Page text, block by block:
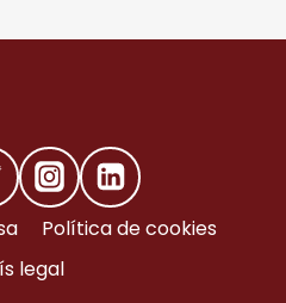
Política de cookies
legal